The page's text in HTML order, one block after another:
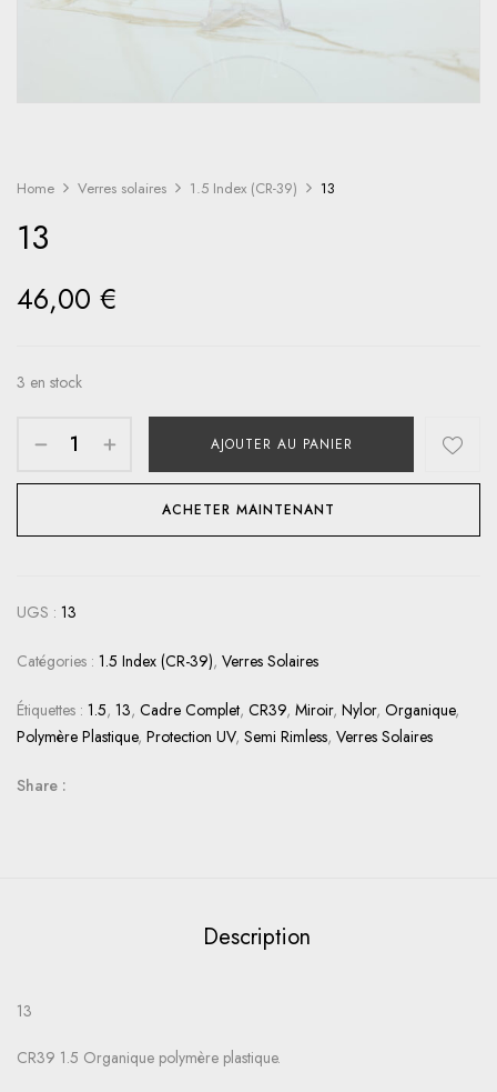
Home Verres solaires 1.5 Index (CR-39) 13
13
46,00 €
3 en stock
AJOUTER AU PANIER
ACHETER MAINTENANT
UGS : 13
Catégories : 1.5 Index (CR-39), Verres Solaires
Étiquettes : 1.5, 13, Cadre Complet, CR39, Miroir, Nylor, Organique,
Polymère Plastique, Protection UV, Semi Rimless, Verres Solaires
Share :
Description
13
CR39 1.5 Organique polymère plastique.